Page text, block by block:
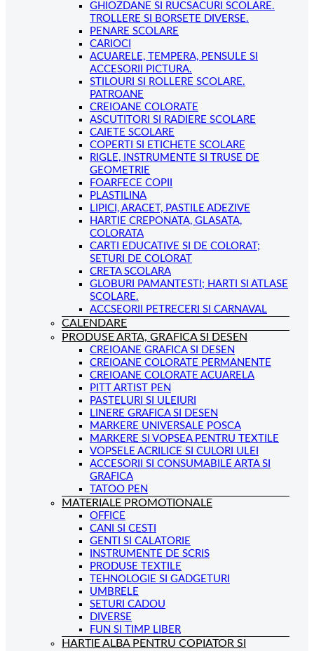
GHIOZDANE SI RUCSACURI SCOLARE.
TROLLERE SI BORSETE DIVERSE.
PENARE SCOLARE
CARIOCI
ACUARELE, TEMPERA, PENSULE SI
ACCESORII PICTURA.
STILOURI SI ROLLERE SCOLARE.
PATROANE
CREIOANE COLORATE
ASCUTITORI SI RADIERE SCOLARE
CAIETE SCOLARE
COPERTI SI ETICHETE SCOLARE
RIGLE, INSTRUMENTE SI TRUSE DE
GEOMETRIE
FOARFECE COPII
PLASTILINA
LIPICI, ARACET, PASTILE ADEZIVE
HARTIE CREPONATA, GLASATA,
COLORATA
CARTI EDUCATIVE SI DE COLORAT;
SETURI DE COLORAT
CRETA SCOLARA
GLOBURI PAMANTESTI; HARTI SI ATLASE
SCOLARE.
ACCSEORII PETRECERI SI CARNAVAL
CALENDARE
PRODUSE ARTA, GRAFICA SI DESEN
CREIOANE GRAFICA SI DESEN
CREIOANE COLORATE PERMANENTE
CREIOANE COLORATE ACUARELA
PITT ARTIST PEN
PASTELURI SI ULEIURI
LINERE GRAFICA SI DESEN
MARKERE UNIVERSALE POSCA
MARKERE SI VOPSEA PENTRU TEXTILE
VOPSELE ACRILICE SI CULORI ULEI
ACCESORII SI CONSUMABILE ARTA SI
GRAFICA
TATOO PEN
MATERIALE PROMOTIONALE
OFFICE
CANI SI CESTI
GENTI SI CALATORIE
INSTRUMENTE DE SCRIS
PRODUSE TEXTILE
TEHNOLOGIE SI GADGETURI
UMBRELE
SETURI CADOU
DIVERSE
FUN SI TIMP LIBER
HARTIE ALBA PENTRU COPIATOR SI